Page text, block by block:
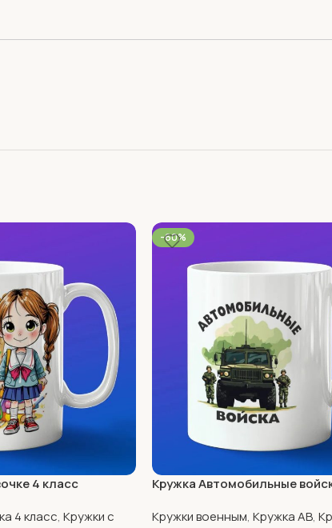
4 класс
4 класс, Кружки с
-60%
Кружка Автомобильные
Кружки военным, Кружка АВ,